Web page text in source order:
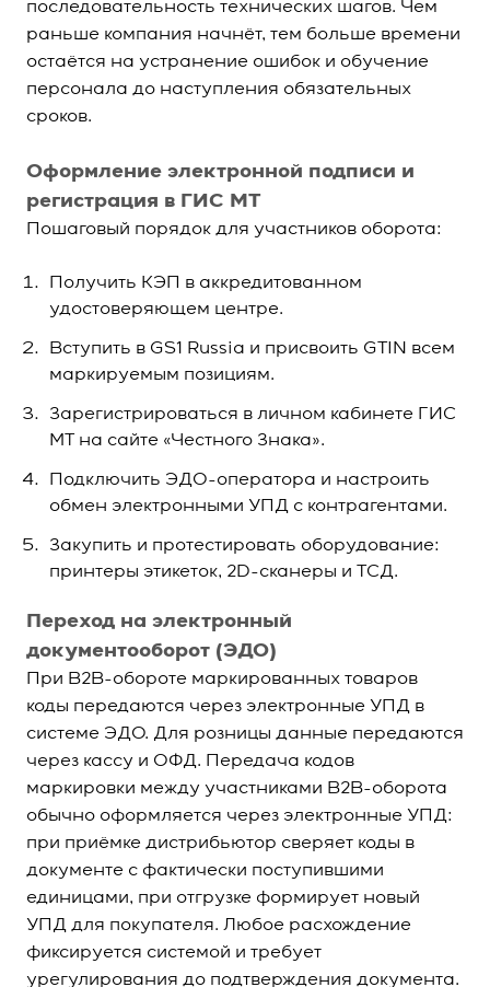
последовательность технических шагов. Чем
раньше компания начнёт, тем больше времени
остаётся на устранение ошибок и обучение
персонала до наступления обязательных
сроков.
Оформление электронной подписи и
регистрация в ГИС МТ
Пошаговый порядок для участников оборота:
Получить КЭП в аккредитованном
удостоверяющем центре.
Вступить в GS1 Russia и присвоить GTIN всем
маркируемым позициям.
Зарегистрироваться в личном кабинете ГИС
МТ на сайте «Честного Знака».
Подключить ЭДО-оператора и настроить
обмен электронными УПД с контрагентами.
Закупить и протестировать оборудование:
принтеры этикеток, 2D-сканеры и ТСД.
Переход на электронный
документооборот (ЭДО)
При B2B-обороте маркированных товаров
коды передаются через электронные УПД в
системе ЭДО. Для розницы данные передаются
через кассу и ОФД. Передача кодов
маркировки между участниками B2B-оборота
обычно оформляется через электронные УПД:
при приёмке дистрибьютор сверяет коды в
документе с фактически поступившими
единицами, при отгрузке формирует новый
УПД для покупателя. Любое расхождение
фиксируется системой и требует
урегулирования до подтверждения документа.